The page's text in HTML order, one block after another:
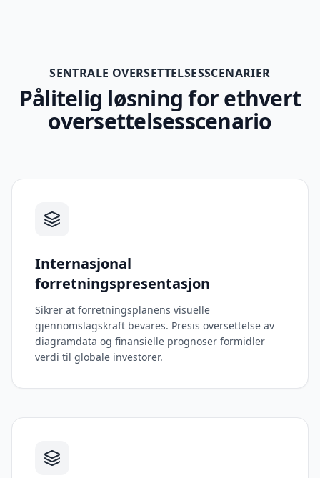
SENTRALE OVERSETTELSESSCENARIER
Pålitelig løsning for ethvert
oversettelsesscenario
Internasjonal
forretningspresentasjon
Sikrer at forretningsplanens visuelle
gjennomslagskraft bevares. Presis oversettelse av
diagramdata og finansielle prognoser formidler
verdi til globale investorer.